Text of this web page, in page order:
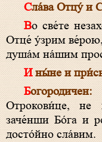
Сла́ва Отцу́
Во све́те незаходи́ме превы́спренний све́т, во
Отце́ у́зрим
душа́м на́шим
И ны́не и
Богородичен:
Отрокови́це, не
заче́нши Бо́га и
досто́йно сла́вим.